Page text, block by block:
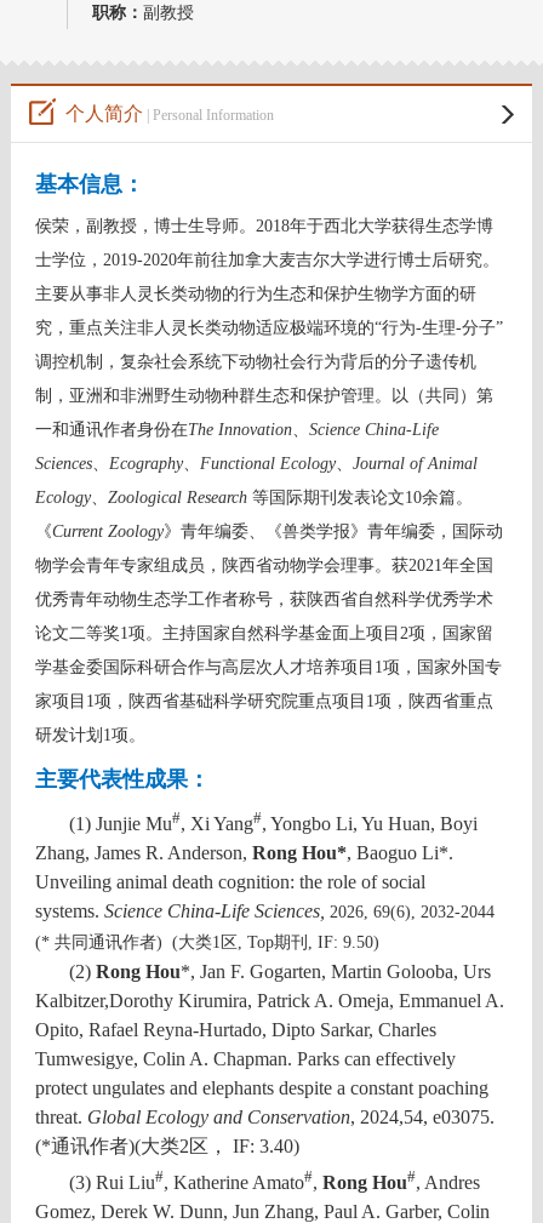
职称： 副教授
个人简介 | Personal Information
基本信息：
侯荣，副教授，博士生导师。2018年于西北大学获得生态学博
士学位，2019-2020年前往加拿大麦吉尔大学进行博士后研究。
主要从事非人灵长类动物的行为生态和保护生物学方面的研
究，重点关注非人灵长类动物适应极端环境的“行为-生理-分子”
调控机制，复杂社会系统下动物社会行为背后的分子遗传机
制，亚洲和非洲野生动物种群生态和保护管理。以（共同）第
一和通讯作者身份在The Innovation、 Science China-Life
Sciences、 Ecography、 Functional Ecology、 Journal of Animal
Ecology、 Zoological Research 等国际期刊发表论文10余篇。
《Current Zoology》青年编委、《兽类学报》青年编委，国际动
物学会青年专家组成员，陕西省动物学会理事。获2021年全国
优秀青年动物生态学工作者称号，获陕西省自然科学优秀学术
论文二等奖1项。主持国家自然科学基金面上项目2项，国家留
学基金委国际科研合作与高层次人才培养项目1项，国家外国专
家项目1项，陕西省基础科学研究院重点项目1项，陕西省重点
研发计划1项。
主要代表性成果：
(1) Junjie Mu#, Xi Yang#, Yongbo Li, Yu Huan, Boyi
Zhang, James R. Anderson, Rong Hou*, Baoguo Li*.
Unveiling animal death cognition: the role of social
systems. Science China-Life Sciences, 2026, 69(6), 2032-2044
(* 共同通讯作者) (大类1区 , Top期刊 , IF: 9.50)
(2) Rong Hou*, Jan F. Gogarten, Martin Golooba, Urs
Kalbitzer,Dorothy Kirumira, Patrick A. Omeja, Emmanuel A.
Opito, Rafael Reyna-Hurtado, Dipto Sarkar, Charles
Tumwesigye, Colin A. Chapman. Parks can effectively
protect ungulates and elephants despite a constant poaching
threat. Global Ecology and Conservation, 2024,54, e03075.
(*通讯作者)(大类2区， IF: 3.40)
(3) Rui Liu#, Katherine Amato#, Rong Hou#, Andres
Gomez, Derek W. Dunn, Jun Zhang, Paul A. Garber, Colin